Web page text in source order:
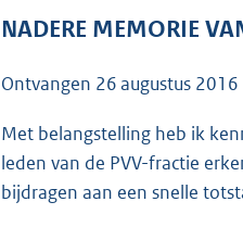
NADERE MEMORIE
Ontvangen 26 augustus 2016
Met belangstelling heb ik
leden van de PVV-fractie
bijdragen aan een snelle